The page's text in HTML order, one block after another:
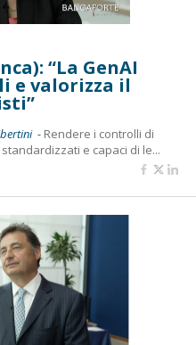
“La GenAI
e valorizza il
- Rendere i controlli di
e capaci di le...